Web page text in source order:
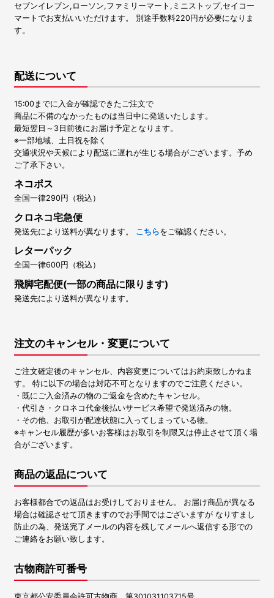
セブンイレブン,ローソン,ファミリーマート,ミニストップ,セイコー
マートでお支払いいただけます。 別途手数料220円が必要になりま
す。
配送について
15:00までに入金が確認できたご注文で
商品に不備のなかったものは当日中に発送いたします。
最短翌日～3日前後にお届け予定となります。
※一部地域、土日祝を除く
交通状況や天候により配送に遅れが生じる場合がございます。予め
ご了承下さい。
ネコポス
全国一律290円（税込）
クロネコ宅急便
発送先により送料が異なります。 こちらをご確認ください。
レターパック
全国一律600円（税込）
飛脚宅配便(一部の商品に限ります)
発送先により送料が異なります。
注文のキャンセル・変更について
ご注文確定後のキャンセル、内容変更についてはお約束致しかねま
す。 特に以下の場合は対応不可となりますのでご注意ください。
・既にご入金済みの物のご返金を含めたキャンセル。
・代引き・クロネコ代金後払いサービス希望で発送済みの物。
・その他、お取引が配達状態に入ってしまっている物。
※キャンセル履歴が多いお客様はお取引を制限又は停止させて頂く場
合がございます。
商品の返品について
お客様都合での返品はお受けしておりません。 お届け商品が異なる
場合は確認させて頂きますのでお手間ではございますが なりすまし
防止の為、発送完了メールの内容を残してメールへ返信する形での
ご連絡をお願い致します。
古物商許可番号